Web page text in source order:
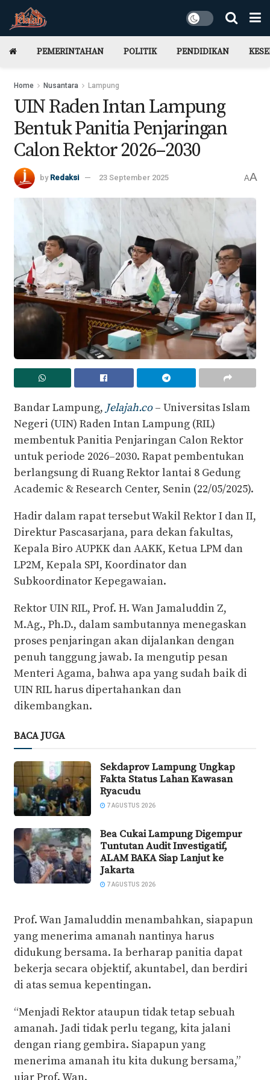
PEMERINTAHAN POLITIK PENDIDIKAN
Home Nusantara Lampung
UIN Raden Intan Lampung
Bentuk Panitia Penjaringan
Calon Rektor 2026–2030
by Redaksi 23 September 2025 AA
Bandar Lampung, Jelajah.co– Universitas Islam
Negeri (UIN) Raden Intan Lampung (RIL)
membentuk Panitia Penjaringan Calon Rektor
untuk periode 2026–2030. Rapat pembentukan
berlangsung di Ruang Rektor lantai 8 Gedung
Academic & Research Center, Senin (22/05/2025).
Hadir dalam rapat tersebut Wakil Rektor I dan II,
Direktur Pascasarjana, para dekan fakultas,
Kepala Biro AUPKK dan AAKK, Ketua LPM dan
LP2M, Kepala SPI, Koordinator dan
Subkoordinator Kepegawaian.
Rektor UIN RIL, Prof. H. Wan Jamaluddin Z,
M.Ag., Ph.D., dalam sambutannya menegaskan
proses penjaringan akan dijalankan dengan
penuh tanggung jawab. Ia mengutip pesan
Menteri Agama, bahwa apa yang sudah baik di
UIN RIL harus dipertahankan dan
dikembangkan.
BACA JUGA
Sekdaprov Lampung Ungkap
Fakta Status Lahan Kawasan
Ryacudu
7 AGUSTUS 2026
Bea Cukai Lampung Digempur
Tuntutan Audit Investigatif,
ALAM BAKA Siap Lanjut ke
Jakarta
7 AGUSTUS 2026
Prof. Wan Jamaluddin menambahkan, siapapun
yang menerima amanah nantinya harus
didukung bersama. Ia berharap panitia dapat
bekerja secara objektif, akuntabel, dan berdiri
di atas semua kepentingan.
“Menjadi Rektor ataupun tidak tetap sebuah
amanah. Jadi tidak perlu tegang, kita jalani
dengan riang gembira. Siapapun yang
menerima amanah itu kita dukung bersama,”